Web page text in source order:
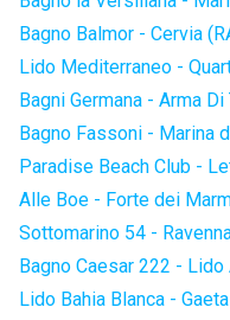
Bagno Balmor - Cervia
Lido Mediterraneo -
Bagni Germana - Arma
Bagno Fassoni - Marina
Paradise Beach Club -
Alle Boe - Forte dei
Sottomarino 54 -
Bagno Caesar 222 - Lido
Lido Bahia Blanca -